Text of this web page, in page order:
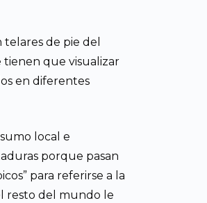
de pie del
tienen que visualizar
en diferentes
local e
porque pasan
para referirse a la
resto del mundo le